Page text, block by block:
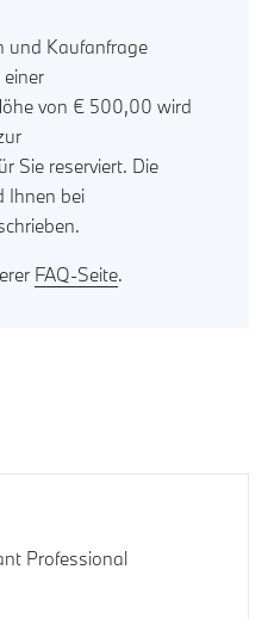
und Kaufanfrage
von € 500,00 wird
Sie reserviert. Die
Ihnen bei
FAQ-Seite.
Professional